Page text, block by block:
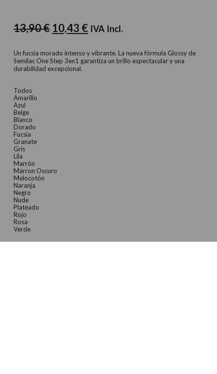
13,90€ El
original
era:
10,43 € El
actual
es:
IVA Incl.
Un fucsia morado intenso y vibrante. La nueva fórmula Glossy de
Semilac One Step 3en1 garantiza un brillo espectacular y una
durabilidad excepcional.
Todos
Amarillo
Azul
Beige
Blanco
Dorado
Fucsia
Granate
Gris
Lila
Marrón
Marron Oscuro
Melocotón
Naranja
Negro
Nude
Plateado
Rojo
Rosa
Verde